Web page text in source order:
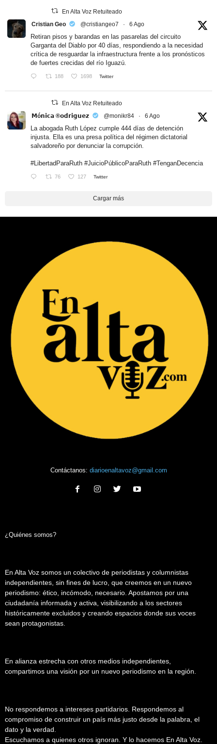
En Alta Voz Retuiteado
Cristian Geo
@cristiangeo7 · 6 Ago
Retiran pisos y barandas en las pasarelas del circuito
Garganta del Diablo por 40 días, respondiendo a la necesidad
crítica de resguardar la infraestructura frente a los pronósticos
de fuertes crecidas del río Iguazú.
188 1698 Twitter
En Alta Voz Retuiteado
𝗠ó𝗻𝗶𝗰𝗮 ®𝗼𝗱𝗿𝗶𝗴𝘂𝗲𝘇
@monikr84 · 6 Ago
La abogada Ruth López cumple 444 días de detención
injusta. Ella es una presa política del régimen dictatorial
salvadoreño por denunciar la corrupción.
#LibertadParaRuth #JuicioPúblicoParaRuth #TenganDecencia
76 127 Twitter
Cargar más
Contáctanos: diarioenaltavoz@gmail.com
¿Quiénes somos?
En Alta Voz somos un colectivo de periodistas y columnistas
independientes, sin fines de lucro, que creemos en un nuevo
periodismo: ético, incómodo, necesario. Apostamos por una
ciudadanía informada y activa, visibilizando a los sectores
históricamente excluidos y creando espacios donde sus voces
sean protagonistas.
En alianza estrecha con otros medios independientes,
compartimos una visión por un nuevo periodismo en la región.
No respondemos a intereses partidarios. Respondemos al
compromiso de construir un país más justo desde la palabra, el
dato y la verdad.
Escuchamos a quienes otros ignoran. Y lo hacemos En Alta Voz.